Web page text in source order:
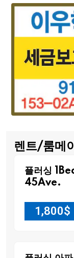
렌트/룸메
플러싱
45Ave.
1,800$